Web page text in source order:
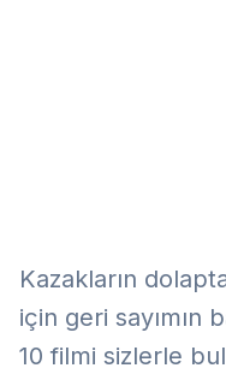
Kazakların
için geri sayımın
10 filmi sizlerle